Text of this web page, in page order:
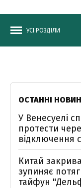
УСІ РОЗДІЛИ
ОСТАННІ
У Венесуелі
протести
відключення
Китай
зупиняє
тайфун